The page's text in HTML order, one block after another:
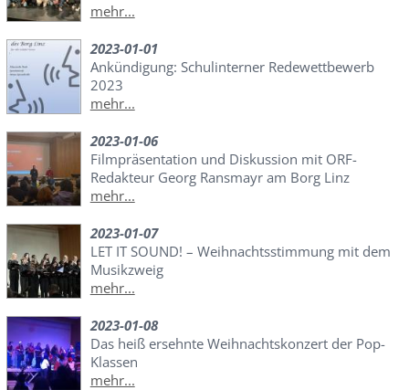
mehr...
2023-01-01
Ankündigung: Schulinterner Redewettbewerb
2023
mehr...
2023-01-06
Filmpräsentation und Diskussion mit ORF-
Redakteur Georg Ransmayr am Borg Linz
mehr...
2023-01-07
LET IT SOUND! – Weihnachtsstimmung mit dem
Musikzweig
mehr...
2023-01-08
Das heiß ersehnte Weihnachtskonzert der Pop-
Klassen
mehr...